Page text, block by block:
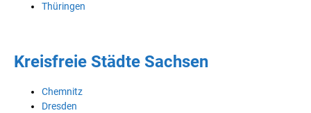
Thüringen
Kreisfreie Städte Sachsen
Chemnitz
Dresden